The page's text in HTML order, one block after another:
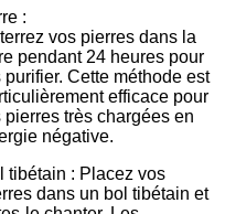
:
vos pierres dans la
pendant 24 heures pour
purifier. Cette méthode est
efficace pour
pierres très chargées en
négative.
tibétain : Placez vos
dans un bol tibétain et